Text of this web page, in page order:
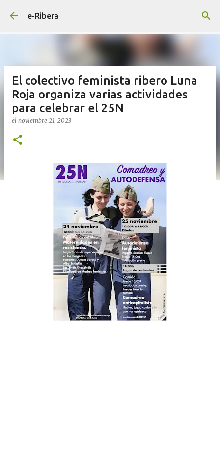
e-Ribera
El colectivo feminista ribero Luna
Roja organiza varias actividades
para celebrar el 25N
el noviembre 21, 2023